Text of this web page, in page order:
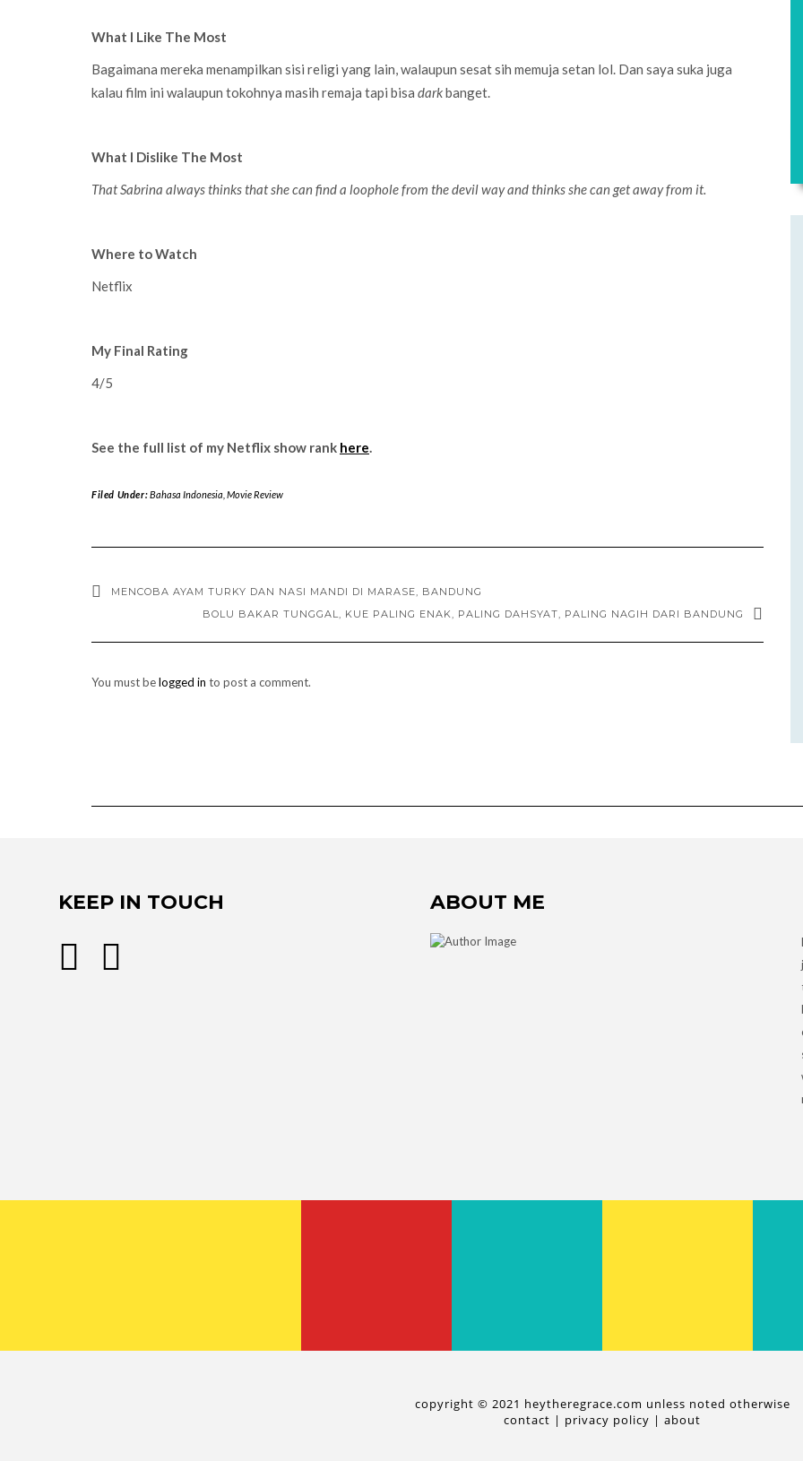
What I Like The Most
Bagaimana mereka menampilkan sisi religi yang lain, walaupun sesat sih memuja setan lol. Dan saya suka juga
kalau film ini walaupun tokohnya masih remaja tapi bisa darkbanget.
What I Dislike The Most
That Sabrina always thinks that she can find a loophole from the devil way and thinks she can get away from it.
Where to Watch
Netflix
My Final Rating
4/5
See the full list of my Netflix show rank here.
Filed Under:Bahasa Indonesia Movie Review
MENCOBA AYAM TURKY DAN NASI MANDI DI MARASE, BANDUNG
BOLU BAKAR TUNGGAL, KUE PALING ENAK, PALING DAHSYAT, PALING NAGIH DARI BANDUNG
You must belogged in to post a comment.
KEEP IN TOUCH ABOUT ME
copyright © 2021 heytheregrace.com unless noted otherwise
contact | privacy policy | about